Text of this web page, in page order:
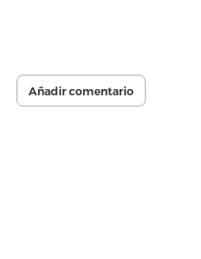
Añadir comentario